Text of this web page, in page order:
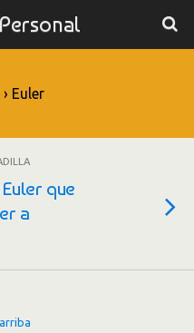
Euler
que
a